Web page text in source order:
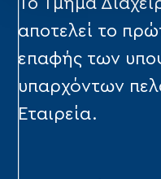
αποτελεί το
επαφής των
υπαρχόντων
Εταιρεία.